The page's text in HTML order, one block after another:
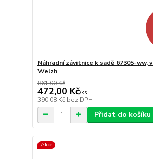
Náhradní závitnice k sadě 67305-ww,
Welzh
861,00 Kč
472,00 Kč/ks
390,08 Kč bez DPH
Přidat do košíku
Akce